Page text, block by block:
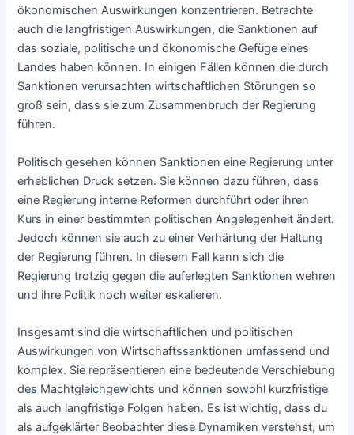
ökonomischen Auswirkungen konzentrieren. Betrachte
auch die langfristigen Auswirkungen, die Sanktionen auf
das soziale, politische und ökonomische Gefüge eines
Landes haben können. In einigen Fällen können die durch
Sanktionen verursachten wirtschaftlichen Störungen so
groß sein, dass sie zum Zusammenbruch der Regierung
führen.
Politisch gesehen können Sanktionen eine Regierung unter
erheblichen Druck setzen. Sie können dazu führen, dass
eine Regierung interne Reformen durchführt oder ihren
Kurs in einer bestimmten politischen Angelegenheit ändert.
Jedoch können sie auch zu einer Verhärtung der Haltung
der Regierung führen. In diesem Fall kann sich die
Regierung trotzig gegen die auferlegten Sanktionen wehren
und ihre Politik noch weiter eskalieren.
Insgesamt sind die wirtschaftlichen und politischen
Auswirkungen von Wirtschaftssanktionen umfassend und
komplex. Sie repräsentieren eine bedeutende Verschiebung
des Machtgleichgewichts und können sowohl kurzfristige
als auch langfristige Folgen haben. Es ist wichtig, dass du
als aufgeklärter Beobachter diese Dynamiken verstehst, um